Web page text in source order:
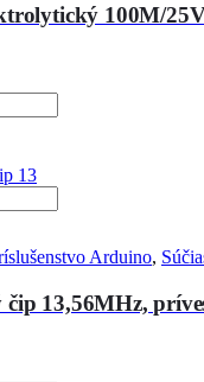
100M/
Arduino,
13,56MHz,